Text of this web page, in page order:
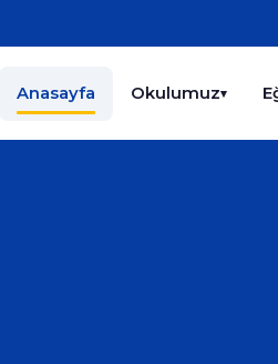
Anasayfa Okulumuz▾